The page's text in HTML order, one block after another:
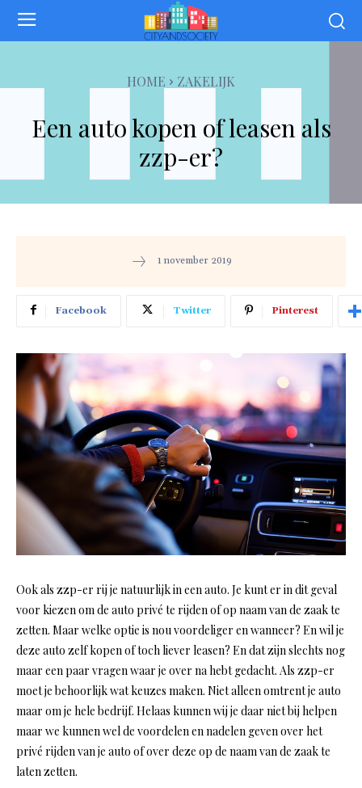
HOME ZAKELIJK
Een auto kopen of leasen als
zzp-er?
1 november 2019
Facebook Twitter Pinterest
Ook als zzp-er rij je natuurlijk in een auto. Je kunt er in dit geval
voor kiezen om de auto privé te rijden of op naam van de zaak te
zetten. Maar welke optie is nou voordeliger en wanneer? En wil je
deze auto zelf kopen of toch liever leasen? En dat zijn slechts nog
maar een paar vragen waar je over na hebt gedacht. Als zzp-er
moet je behoorlijk wat keuzes maken. Niet alleen omtrent je auto
maar om je hele bedrijf. Helaas kunnen wij je daar niet bij helpen
maar we kunnen wel de voordelen en nadelen geven over het
privé rijden van je auto of over deze op de naam van de zaak te
laten zetten.